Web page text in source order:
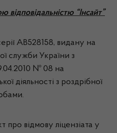
“Інсайт”
АВ528158, видану на
служби України з
№ 08 на
діяльності з роздрібної
про відмову ліцензіата у